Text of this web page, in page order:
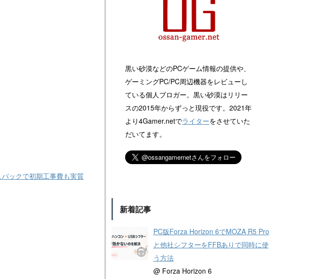
ックで初期工事費も実質
黒い砂漠などのPCゲーム情報の提供や、
ゲーミングPC/PC周辺機器をレビューし
ている個人ブロガー。黒い砂漠はリリー
スの2015年からずっと現役です。2021年
より4Gamer.netでライターをさせていた
だいてます。
新着記事
PC版Forza Horizon 6でMOZA R5 Pro
と他社シフターをFFBありで同時に使
う方法
@ Forza Horizon 6